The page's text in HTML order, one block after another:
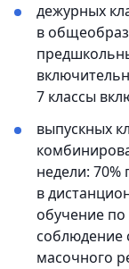
дежурных
в
7 классы
выпускных
недели:
в
обучение по
соблюдение
масочного